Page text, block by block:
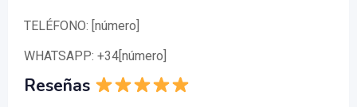
TELÉFONO: [número]
WHATSAPP: +34[número]
Reseñas